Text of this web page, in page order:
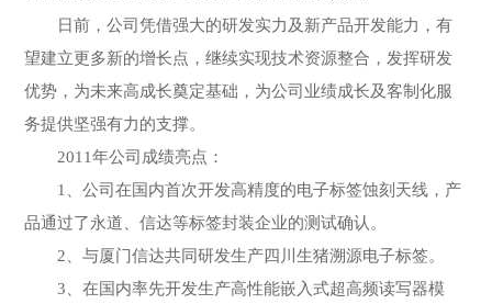
日前，公司凭借强大的研发实力及新产品开发能力，有
望建立更多新的增长点，继续实现技术资源整合，发挥研发
优势，为未来高成长奠定基础，为公司业绩成长及客制化服
务提供坚强有力的支撑。
2011年公司成绩亮点：
1、公司在国内首次开发高精度的电子标签蚀刻天线，产
品通过了永道、信达等标签封装企业的测试确认。
2、与厦门信达共同研发生产四川生猪溯源电子标签。
3、在国内率先开发生产高性能嵌入式超高频读写器模